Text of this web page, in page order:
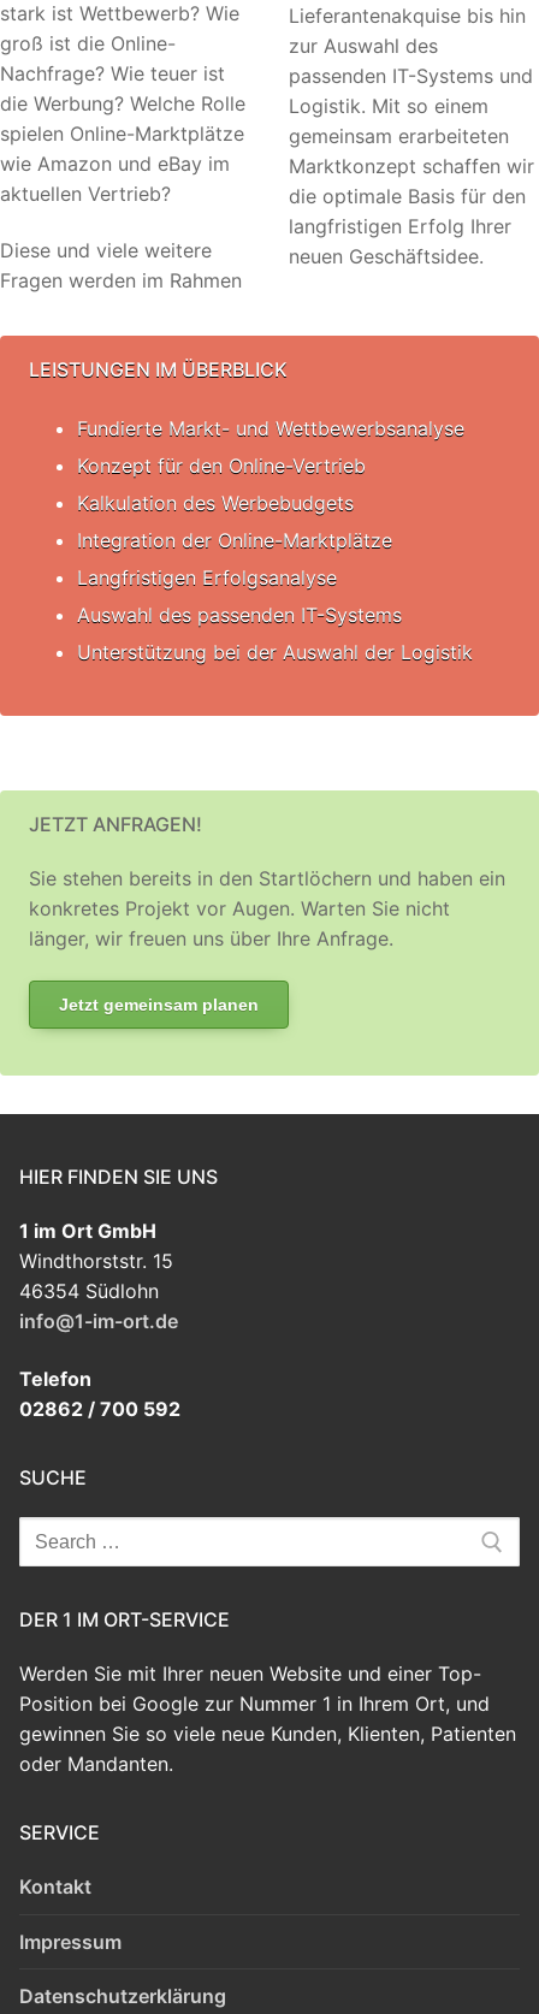
stark ist Wettbewerb? Wie
groß ist die Online-
Nachfrage? Wie teuer ist
die Werbung? Welche Rolle
spielen Online-Marktplätze
wie Amazon und eBay im
aktuellen Vertrieb?
Diese und viele weitere
Fragen werden im Rahmen
Lieferantenakquise bis hin
zur Auswahl des
passenden IT-Systems und
Logistik. Mit so einem
gemeinsam erarbeiteten
Marktkonzept schaffen wir
die optimale Basis für den
langfristigen Erfolg Ihrer
neuen Geschäftsidee.
LEISTUNGEN IM ÜBERBLICK
Fundierte Markt- und Wettbewerbsanalyse
Konzept für den Online-Vertrieb
Kalkulation des Werbebudgets
Integration der Online-Marktplätze
Langfristigen Erfolgsanalyse
Auswahl des passenden IT-Systems
Unterstützung bei der Auswahl der Logistik
JETZT ANFRAGEN!
Sie stehen bereits in den Startlöchern und haben ein
konkretes Projekt vor Augen. Warten Sie nicht
länger, wir freuen uns über Ihre Anfrage.
Jetzt gemeinsam planen
HIER FINDEN SIE UNS
1 im Ort GmbH
Windthorststr. 15
46354 Südlohn
info@1-im-ort.de
Telefon
02862 / 700 592
SUCHE
Search
for:
DER 1 IM ORT-SERVICE
Werden Sie mit Ihrer neuen Website und einer Top-
Position bei Google zur Nummer 1 in Ihrem Ort, und
gewinnen Sie so viele neue Kunden, Klienten, Patienten
oder Mandanten.
SERVICE
Kontakt
Impressum
Datenschutzerklärung